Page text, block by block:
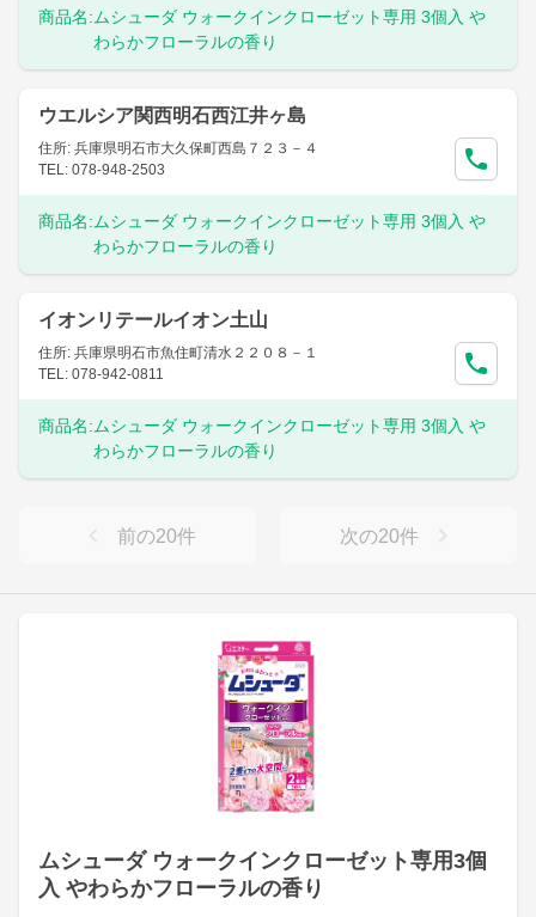
ムシューダ ウォークインクローゼット専用3個
入 やわらかフローラルの香り
商品名: ムシューダ ウォークインクローゼット専用 3個入 や
わらかフローラルの香り
ウエルシア関西明石西江井ヶ島
住所: 兵庫県明石市大久保町西島７２３－４
TEL: 078-948-2503
商品名: ムシューダ ウォークインクローゼット専用 3個入 や
わらかフローラルの香り
イオンリテールイオン土山
住所: 兵庫県明石市魚住町清水２２０８－１
TEL: 078-942-0811
商品名: ムシューダ ウォークインクローゼット専用 3個入 や
わらかフローラルの香り
前の20件 次の20件